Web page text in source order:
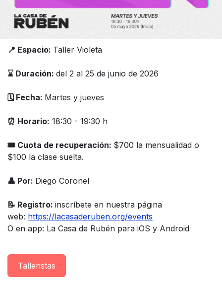
📍 Espacio: Taller Violeta
⌛️ Duración: del 2 al 25 de junio de 2026
🗓️ Fecha: Martes y jueves
⏰ Horario: 18:30 - 19:30 h
🎟 Cuota de recuperación: $700 la mensualidad o
$100 la clase suelta.
👤 Por: Diego Coronel
📝 Registro: inscríbete en nuestra página
web: https://lacasaderuben.org/events
O en app: La Casa de Rubén para iOS y Android
Taller​istas